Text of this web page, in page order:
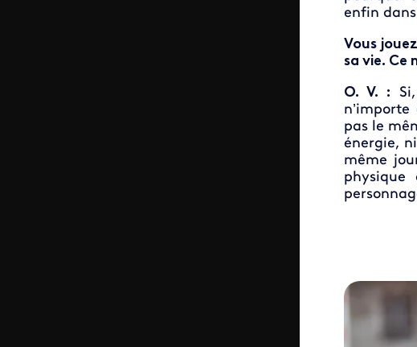
enfin
Vous
sa vie. Ce
O. V. :
pas le
énergie,
même